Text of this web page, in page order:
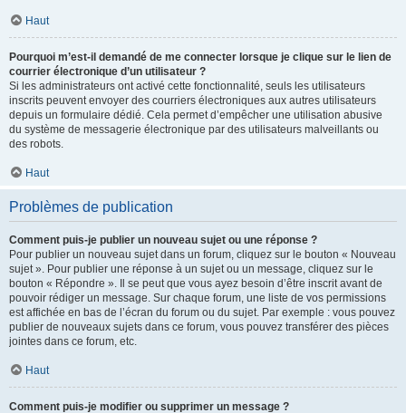
Haut
Pourquoi m’est-il demandé de me connecter lorsque je clique sur le lien de
courrier électronique d’un utilisateur ?
Si les administrateurs ont activé cette fonctionnalité, seuls les utilisateurs
inscrits peuvent envoyer des courriers électroniques aux autres utilisateurs
depuis un formulaire dédié. Cela permet d’empêcher une utilisation abusive
du système de messagerie électronique par des utilisateurs malveillants ou
des robots.
Haut
Problèmes de publication
Comment puis-je publier un nouveau sujet ou une réponse ?
Pour publier un nouveau sujet dans un forum, cliquez sur le bouton « Nouveau
sujet ». Pour publier une réponse à un sujet ou un message, cliquez sur le
bouton « Répondre ». Il se peut que vous ayez besoin d’être inscrit avant de
pouvoir rédiger un message. Sur chaque forum, une liste de vos permissions
est affichée en bas de l’écran du forum ou du sujet. Par exemple : vous pouvez
publier de nouveaux sujets dans ce forum, vous pouvez transférer des pièces
jointes dans ce forum, etc.
Haut
Comment puis-je modifier ou supprimer un message ?